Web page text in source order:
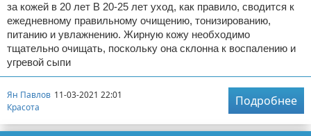
за кожей в 20 лет В 20-25 лет уход, как правило, сводится к
ежедневному правильному очищению, тонизированию,
питанию и увлажнению. Жирную кожу необходимо
тщательно очищать, поскольку она склонна к воспалению и
угревой сыпи
Ян Павлов 11-03-2021 22:01
Красота
Подробнее